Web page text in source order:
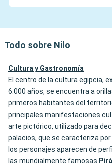
Todo sobre Nilo
Cultura y Gastronomía
El centro de la cultura egipcia,
6.000 años, se encuentra a
primeros habitantes del
principales manifestaciones
arte pictórico, utilizado para
palacios, que se caracteriza
los personajes aparecen de
las mundialmente famosas